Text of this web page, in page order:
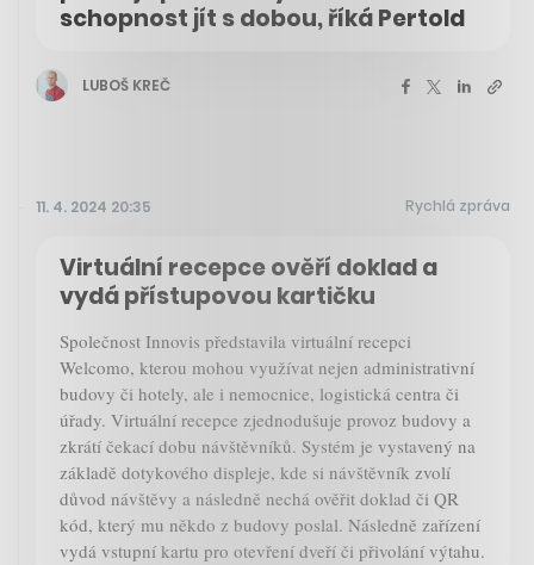
schopnost jít s dobou, říká Pertold
LUBOŠ KREČ
11. 4. 2024 20:35 Rychlá zpráva
Virtuální recepce ověří doklad a
vydá přístupovou kartičku
Společnost Innovis představila virtuální recepci
Welcomo, kterou mohou využívat nejen administrativní
budovy či hotely, ale i nemocnice, logistická centra či
úřady. Virtuální recepce zjednodušuje provoz budovy a
zkrátí čekací dobu návštěvníků. Systém je vystavený na
základě dotykového displeje, kde si návštěvník zvolí
důvod návštěvy a následně nechá ověřit doklad či QR
kód, který mu někdo z budovy poslal. Následně zařízení
vydá vstupní kartu pro otevření dveří či přivolání výtahu.